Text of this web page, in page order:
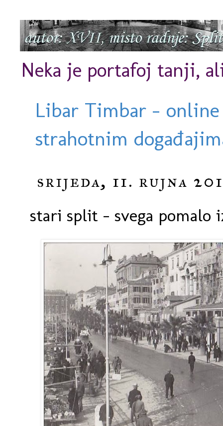
Neka je portafoj tanji,
Libar Timbar -
strahotnim
srijeda, 11. rujna
stari split - svega pomalo